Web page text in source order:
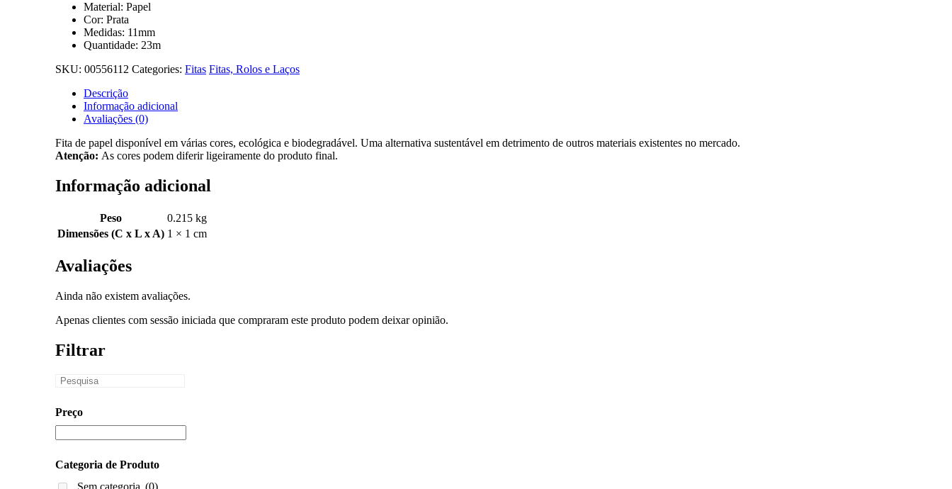
Material: Papel
Cor: Prata
Medidas: 11mm
Quantidade: 23m
SKU: 00556112 Categories: Fitas Fitas, Rolos e Laços
Descrição
Informação adicional
Avaliações (0)
Fita de papel disponível em várias cores, ecológica e biodegradável. Uma alternativa sustentável em detrimento de outros materiais existentes no mercado.
Atenção: As cores podem diferir ligeiramente do produto final.
Informação adicional
Peso
0.215 kg
Dimensões (C x L x A) 1 × 1 cm
Avaliações
Ainda não existem avaliações.
Apenas clientes com sessão iniciada que compraram este produto podem deixar opinião.
Filtrar
Preço
Categoria de Produto